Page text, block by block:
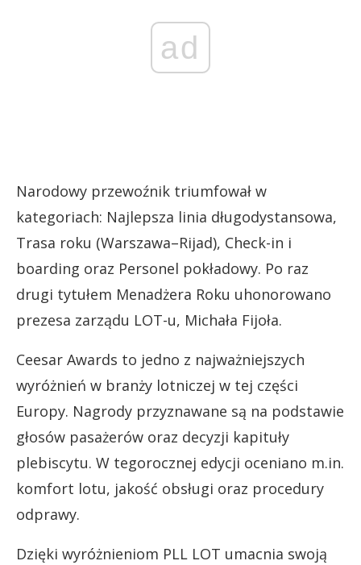
ad
Narodowy przewoźnik triumfował w
kategoriach: Najlepsza linia długodystansowa,
Trasa roku (Warszawa–Rijad), Check-in i
boarding oraz Personel pokładowy. Po raz
drugi tytułem Menadżera Roku uhonorowano
prezesa zarządu LOT-u, Michała Fijoła.
Ceesar Awards to jedno z najważniejszych
wyróżnień w branży lotniczej w tej części
Europy. Nagrody przyznawane są na podstawie
głosów pasażerów oraz decyzji kapituły
plebiscytu. W tegorocznej edycji oceniano m.in.
komfort lotu, jakość obsługi oraz procedury
odprawy.
Dzięki wyróżnieniom PLL LOT umacnia swoją